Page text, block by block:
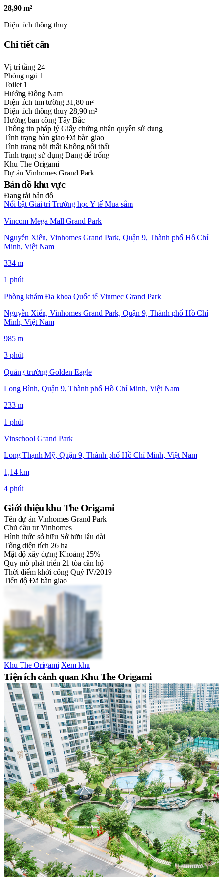
28,90 m²
Diện tích thông thuỷ
Chi tiết căn
Vị trí tầng 24
Phòng ngủ 1
Toilet 1
Hướng Đông Nam
Diện tích tim tường 31,80 m²
Diện tích thông thuỷ 28,90 m²
Hướng ban công Tây Bắc
Thông tin pháp lý Giấy chứng nhận quyền sử dụng
Tình trạng bàn giao Đã bàn giao
Tình trạng nội thất Không nội thất
Tình trạng sử dụng Đang để trống
Khu The Origami
Dự án Vinhomes Grand Park
Bản đồ khu vực
Đang tải bản đồ
Nổi bật Giải trí Trường họcY tế Mua sắm
Vincom Mega Mall Grand Park
Nguyễn Xiển, Vinhomes Grand Park, Quận 9, Thành phố Hồ Chí
Minh, Việt Nam
334 m
1 phút
Phòng khám Đa khoa Quốc tế Vinmec Grand Park
Nguyễn Xiển, Vinhomes Grand Park, Quận 9, Thành phố Hồ Chí
Minh, Việt Nam
985 m
3 phút
Quảng trường Golden Eagle
Long Bình, Quận 9, Thành phố Hồ Chí Minh, Việt Nam
233 m
1 phút
Vinschool Grand Park
Long Thạnh Mỹ, Quận 9, Thành phố Hồ Chí Minh, Việt Nam
1,14 km
4 phút
Giới thiệu khu The Origami
Tên dự án Vinhomes Grand Park
Chủ đầu tư Vinhomes
Hình thức sở hữu Sở hữu lâu dài
Tổng diện tích 26 ha
Mật độ xây dựng Khoảng 25%
Quy mô phát triển 21 tòa căn hộ
Thời điểm khởi công Quý IV/2019
Tiến độ Đã bàn giao
Khu The Origami Xem khu
Tiện ích cảnh quan Khu The Origami